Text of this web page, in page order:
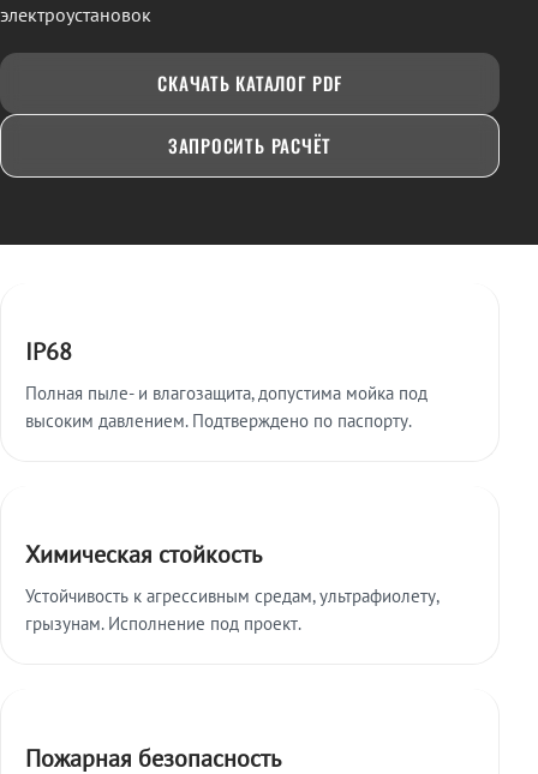
электроустановок
СКАЧАТЬ КАТАЛОГ PDF
ЗАПРОСИТЬ РАСЧЁТ
IP68
Полная пыле- и влагозащита, допустима мойка под
высоким давлением. Подтверждено по паспорту.
Химическая стойкость
Устойчивость к агрессивным средам, ультрафиолету,
грызунам. Исполнение под проект.
Пожарная безопасность